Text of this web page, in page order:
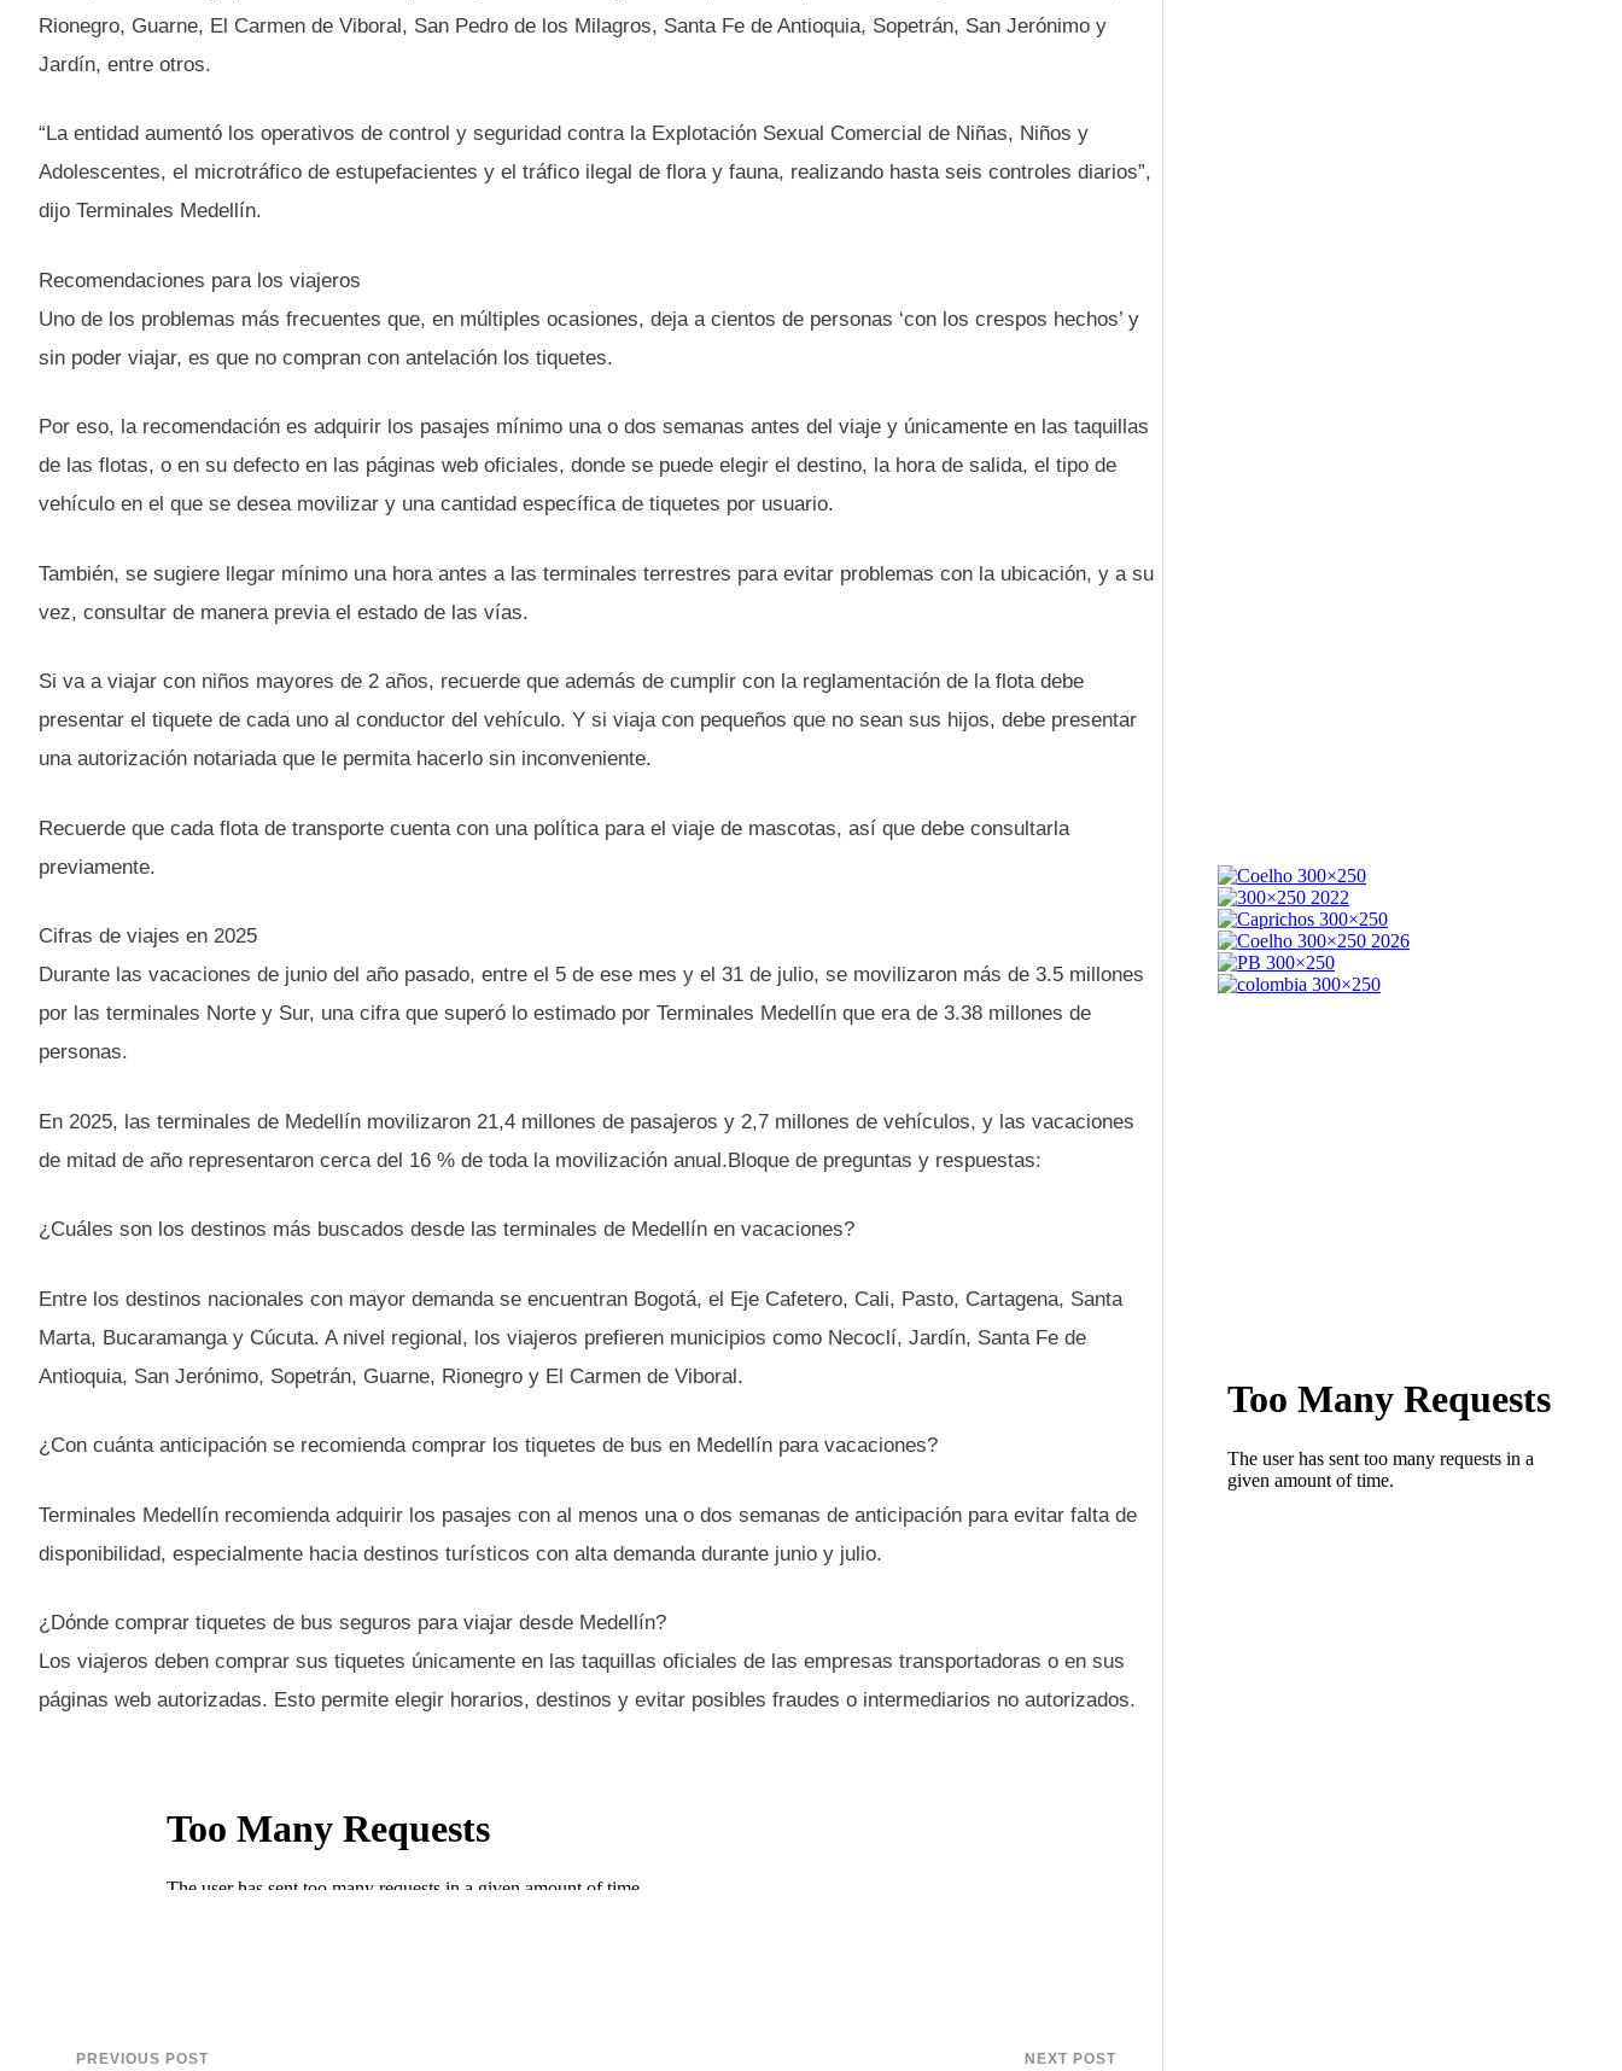
Rionegro, Guarne, El Carmen de Viboral, San Pedro de los Milagros, Santa Fe de Antioquia, Sopetrán, San Jerónimo y
Jardín, entre otros.
“La entidad aumentó los operativos de control y seguridad contra la Explotación Sexual Comercial de Niñas, Niños y
Adolescentes, el microtráfico de estupefacientes y el tráfico ilegal de flora y fauna, realizando hasta seis controles diarios”,
dijo Terminales Medellín.
Recomendaciones para los viajeros
Uno de los problemas más frecuentes que, en múltiples ocasiones, deja a cientos de personas ‘con los crespos hechos’ y
sin poder viajar, es que no compran con antelación los tiquetes.
Por eso, la recomendación es adquirir los pasajes mínimo una o dos semanas antes del viaje y únicamente en las taquillas
de las flotas, o en su defecto en las páginas web oficiales, donde se puede elegir el destino, la hora de salida, el tipo de
vehículo en el que se desea movilizar y una cantidad específica de tiquetes por usuario.
También, se sugiere llegar mínimo una hora antes a las terminales terrestres para evitar problemas con la ubicación, y a su
vez, consultar de manera previa el estado de las vías.
Si va a viajar con niños mayores de 2 años, recuerde que además de cumplir con la reglamentación de la flota debe
presentar el tiquete de cada uno al conductor del vehículo. Y si viaja con pequeños que no sean sus hijos, debe presentar
una autorización notariada que le permita hacerlo sin inconveniente.
Recuerde que cada flota de transporte cuenta con una política para el viaje de mascotas, así que debe consultarla
previamente.
Cifras de viajes en 2025
Durante las vacaciones de junio del año pasado, entre el 5 de ese mes y el 31 de julio, se movilizaron más de 3.5 millones
por las terminales Norte y Sur, una cifra que superó lo estimado por Terminales Medellín que era de 3.38 millones de
personas.
En 2025, las terminales de Medellín movilizaron 21,4 millones de pasajeros y 2,7 millones de vehículos, y las vacaciones
de mitad de año representaron cerca del 16 % de toda la movilización anual.Bloque de preguntas y respuestas:
¿Cuáles son los destinos más buscados desde las terminales de Medellín en vacaciones?
Entre los destinos nacionales con mayor demanda se encuentran Bogotá, el Eje Cafetero, Cali, Pasto, Cartagena, Santa
Marta, Bucaramanga y Cúcuta. A nivel regional, los viajeros prefieren municipios como Necoclí, Jardín, Santa Fe de
Antioquia, San Jerónimo, Sopetrán, Guarne, Rionegro y El Carmen de Viboral.
¿Con cuánta anticipación se recomienda comprar los tiquetes de bus en Medellín para vacaciones?
Terminales Medellín recomienda adquirir los pasajes con al menos una o dos semanas de anticipación para evitar falta de
disponibilidad, especialmente hacia destinos turísticos con alta demanda durante junio y julio.
¿Dónde comprar tiquetes de bus seguros para viajar desde Medellín?
Los viajeros deben comprar sus tiquetes únicamente en las taquillas oficiales de las empresas transportadoras o en sus
páginas web autorizadas. Esto permite elegir horarios, destinos y evitar posibles fraudes o intermediarios no autorizados.
PREVIOUS POST NEXT POST